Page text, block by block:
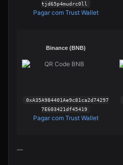
tjd65p4mudrc0ll
Pagar com Trust Wallet
Binance (BNB)
0xA35A984401Ae9c81ca2d74297
7E603421df45419
Pagar com Trust Wallet
—